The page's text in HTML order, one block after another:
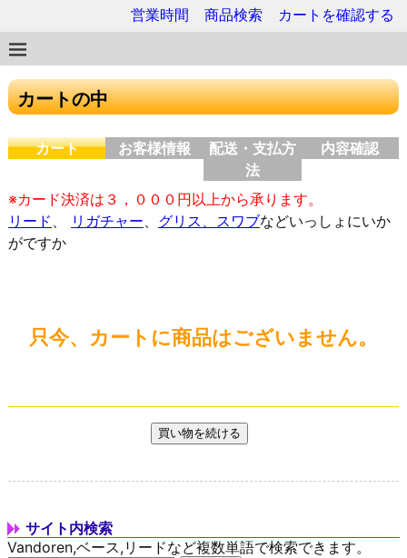
営業時間 商品検索 カートを確認する
カートの中
カート お客様情報
配送・支払方
法
内容確認
※カード決済は３，０００円以上から承ります。
リード 、 リガチャー、 グリス、スワブなどいっしょにいか
がですか
只今、カートに商品はございません。
サイト内検索
Vandoren,ベース,リードなど複数単語で検索できます。